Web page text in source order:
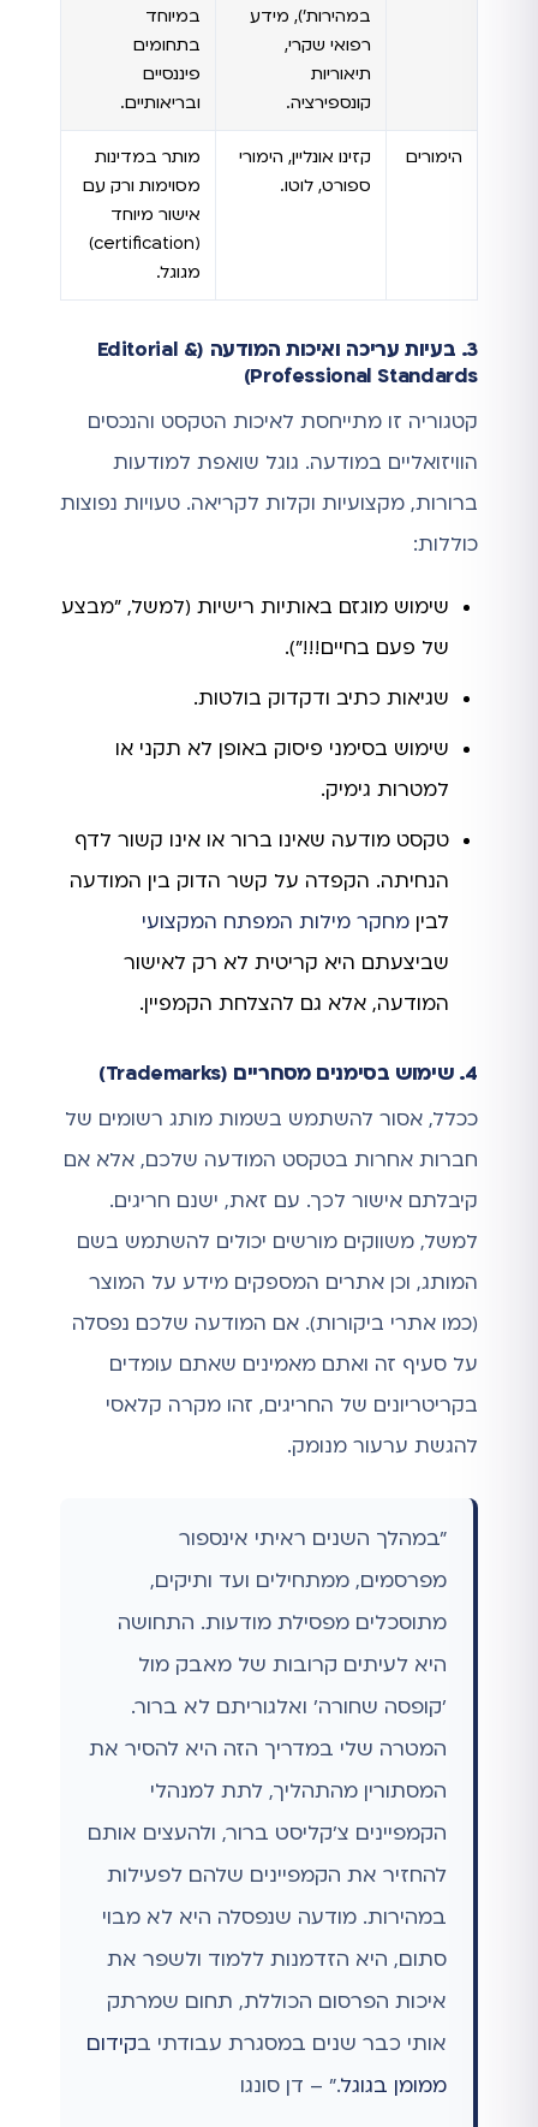
במהירות'), מידע
רפואי שקרי,
תיאוריות
קונספירציה.
במיוחד
בתחומים
פיננסיים
ובריאותיים.
הימורים
קזינו אונליין, הימורי
ספורט, לוטו.
מותר במדינות
מסוימות ורק עם
אישור מיוחד
(certification)
מגוגל.
3. בעיות עריכה ואיכות המודעה (Editorial &
Professional Standards)
קטגוריה זו מתייחסת לאיכות הטקסט והנכסים
הוויזואליים במודעה. גוגל שואפת למודעות
ברורות, מקצועיות וקלות לקריאה. טעויות נפוצות
כוללות:
שימוש מוגזם באותיות רישיות (למשל, "מבצע
של פעם בחיים!!!").
שגיאות כתיב ודקדוק בולטות.
שימוש בסימני פיסוק באופן לא תקני או
למטרות גימיק.
טקסט מודעה שאינו ברור או אינו קשור לדף
הנחיתה. הקפדה על קשר הדוק בין המודעה
לבין מחקר מילות המפתח המקצועי
שביצעתם היא קריטית לא רק לאישור
המודעה, אלא גם להצלחת הקמפיין.
4. שימוש בסימנים מסחריים (Trademarks)
ככלל, אסור להשתמש בשמות מותג רשומים של
חברות אחרות בטקסט המודעה שלכם, אלא אם
קיבלתם אישור לכך. עם זאת, ישנם חריגים.
למשל, משווקים מורשים יכולים להשתמש בשם
המותג, וכן אתרים המספקים מידע על המוצר
(כמו אתרי ביקורות). אם המודעה שלכם נפסלה
על סעיף זה ואתם מאמינים שאתם עומדים
בקריטריונים של החריגים, זהו מקרה קלאסי
להגשת ערעור מנומק.
"במהלך השנים ראיתי אינספור
מפרסמים, ממתחילים ועד ותיקים,
מתוסכלים מפסילת מודעות. התחושה
היא לעיתים קרובות של מאבק מול
'קופסה שחורה' ואלגוריתם לא ברור.
המטרה שלי במדריך הזה היא להסיר את
המסתורין מהתהליך, לתת למנהלי
הקמפיינים צ'קליסט ברור, ולהעצים אותם
להחזיר את הקמפיינים שלהם לפעילות
במהירות. מודעה שנפסלה היא לא מבוי
סתום, היא הזדמנות ללמוד ולשפר את
איכות הפרסום הכוללת, תחום שמרתק
אותי כבר שנים במסגרת עבודתי בקידום
ממומן בגוגל." – דן סונגו